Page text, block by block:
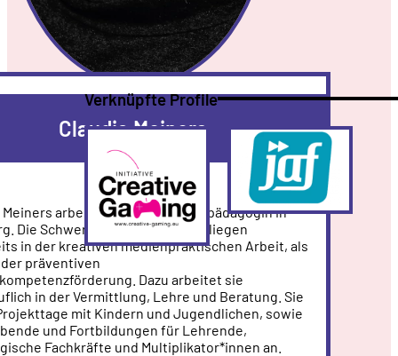
Claudia Meiners
Meiners arbeitet als freie Medienpädagogin in
Die Schwerpunkte ihrer Arbeit liegen
in der kreativen medienpraktischen Arbeit, als
präventiven
Dazu arbeitet sie
in der Vermittlung, Lehre und Beratung. Sie
mit Kindern und Jugendlichen, sowie
und Fortbildungen für Lehrende,
Fachkräfte und Multiplikator*innen an.
Verknüpfte Profile
Creative
Gaming
Verein
für
medienpädagogische
Praxis
Hamburg
e.
V.
Mehr